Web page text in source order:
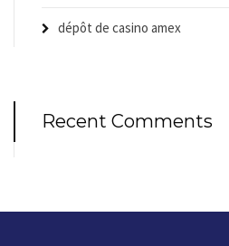
dépôt de casino amex
Recent Comments